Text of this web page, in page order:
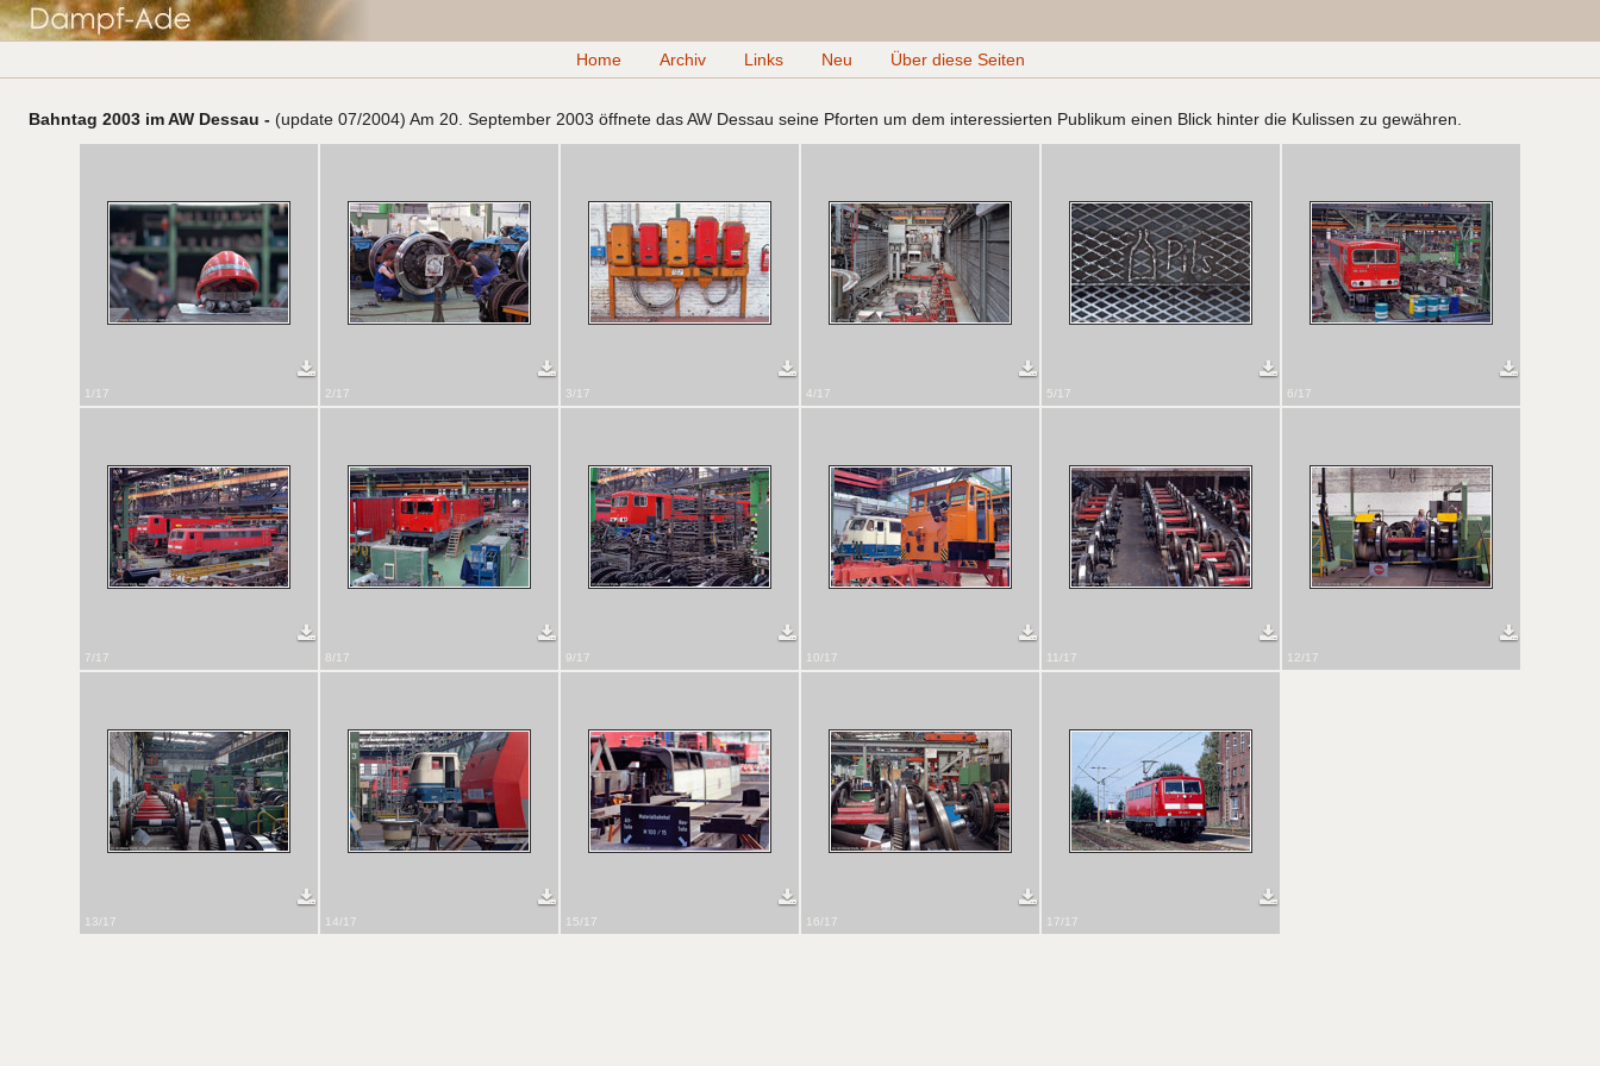
Home Archiv Links Neu Über diese Seiten
Bahntag 2003 im AW Dessau - (update 07/2004) Am 20. September 2003 öffnete das AW Dessau seine Pforten um dem interessierten Publikum einen Blick hinter die Kulissen zu gewähren.
1/17 2/17 3/17 4/17 5/17 6/17
7/17 8/17 9/17 10/17 11/17 12/17
13/17 14/17 15/17 16/17 17/17